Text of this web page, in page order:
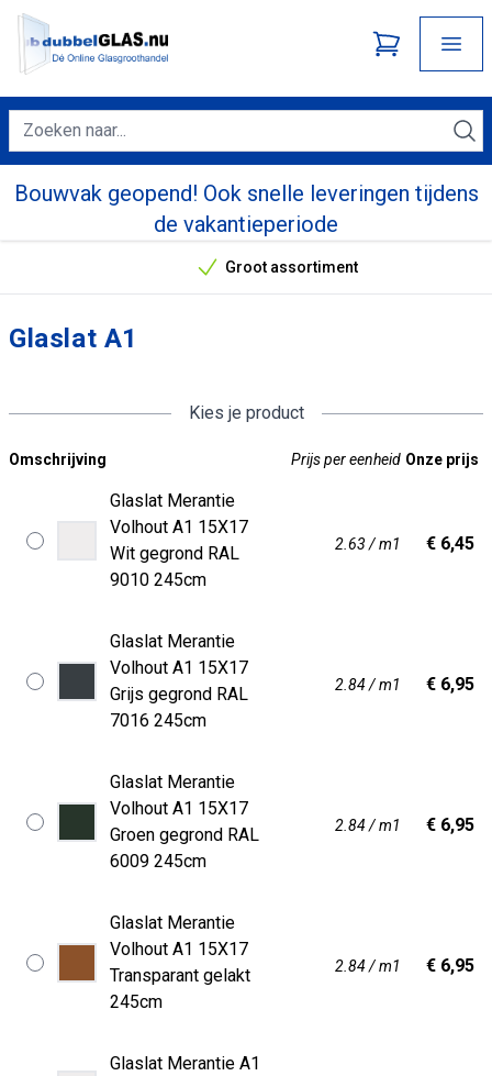
Bouwvak geopend! Ook snelle leveringen tijdens
de vakantieperiode
Onze unieke verkoopargumenten
Groot assortiment
Glaslat A1
Kies je product
Omschrijving Prijs per eenheid Onze prijs
Glaslat Merantie
Volhout A1 15X17
Wit gegrond RAL
9010 245cm
2.63 / m1 € 6,45
Glaslat Merantie
Volhout A1 15X17
Grijs gegrond RAL
7016 245cm
2.84 / m1 € 6,95
Glaslat Merantie
Volhout A1 15X17
Groen gegrond RAL
6009 245cm
2.84 / m1 € 6,95
Glaslat Merantie
Volhout A1 15X17
Transparant gelakt
245cm
2.84 / m1 € 6,95
Glaslat Merantie A1